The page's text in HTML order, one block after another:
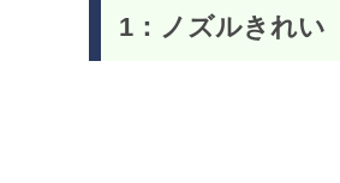
1：ノズルきれい